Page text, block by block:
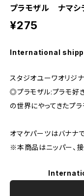
プラモザル ナマシ
¥275
International
スタジオユーワオリジ
◎プラモザル:プラモ好
の世界にやってきたプ
オマケパーツはバナナで
※本商品はニッパー、接